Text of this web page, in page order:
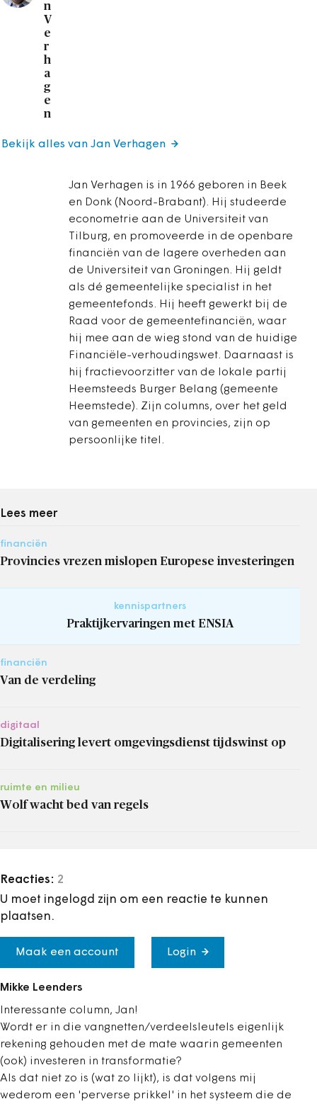
n
V
e
r
h
a
g
e
n
Jan Verhagen is in 1966 geboren in Beek
en Donk (Noord-Brabant). Hij studeerde
econometrie aan de Universiteit van
Tilburg, en promoveerde in de openbare
financiën van de lagere overheden aan
de Universiteit van Groningen. Hij geldt
als dé gemeentelijke specialist in het
gemeentefonds. Hij heeft gewerkt bij de
Raad voor de gemeentefinanciën, waar
hij mee aan de wieg stond van de huidige
Financiële-verhoudingswet. Daarnaast is
hij fractievoorzitter van de lokale partij
Heemsteeds Burger Belang (gemeente
Heemstede). Zijn columns, over het geld
van gemeenten en provincies, zijn op
persoonlijke titel.
Bekijk alles van Jan Verhagen
Lees meer
financiën
Provincies vrezen mislopen Europese investeringen
kennispartners
Praktijkervaringen met ENSIA
financiën
Van de verdeling
digitaal
Digitalisering levert omgevingsdienst tijdswinst op
ruimte en milieu
Wolf wacht bed van regels
Reacties: 2
U moet ingelogd zijn om een reactie te kunnen
plaatsen.
Maak een account Login
Mikke Leenders
Interessante column, Jan!
Wordt er in die vangnetten/verdeelsleutels eigenlijk
rekening gehouden met de mate waarin gemeenten
(ook) investeren in transformatie?
Als dat niet zo is (wat zo lijkt), is dat volgens mij
wederom een 'perverse prikkel' in het systeem die de